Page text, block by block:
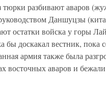
разбивают аваров
Даншуцзы
остатки войска у горы
бы доскакал вестник,
армия также была
восточных аваров и